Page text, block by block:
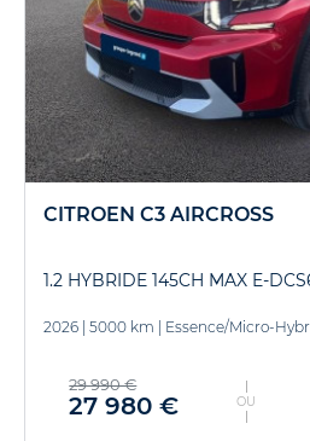
CITROEN C3 AIRCROSS
1.2 HYBRIDE 145CH MAX E-
2026 | 5000 km | Essence/Micro-
29 990 €
27 980 € OU